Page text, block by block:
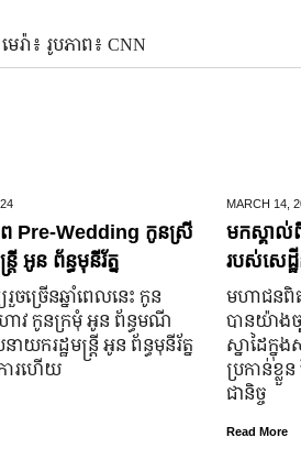
េរ៉ា៖ រូបភាព៖ CNN
ព Pre-Wedding កូនស្រី
តី អូន ព័ន្ធមុនីរ័ត្ន
ច​ច្រើន​ឆ្នាំ​ពេលនេះ កូន
វ កូនក្រមុំ អូន ព័ន្ធមណី
យករដ្ឋមន្ត្រី អូន ព័ន្ធមុនីរ័ត្ន
ារ​ហើយ
MARCH 14,
មកស្គាល់
របស់សេ
មហាជន​ពិ
បាន​យ៉ាង​ច្
ស្នាដៃ​ក្នុ
ប្រកាន់​ខ្លួ
ជានិច្ច
Read More